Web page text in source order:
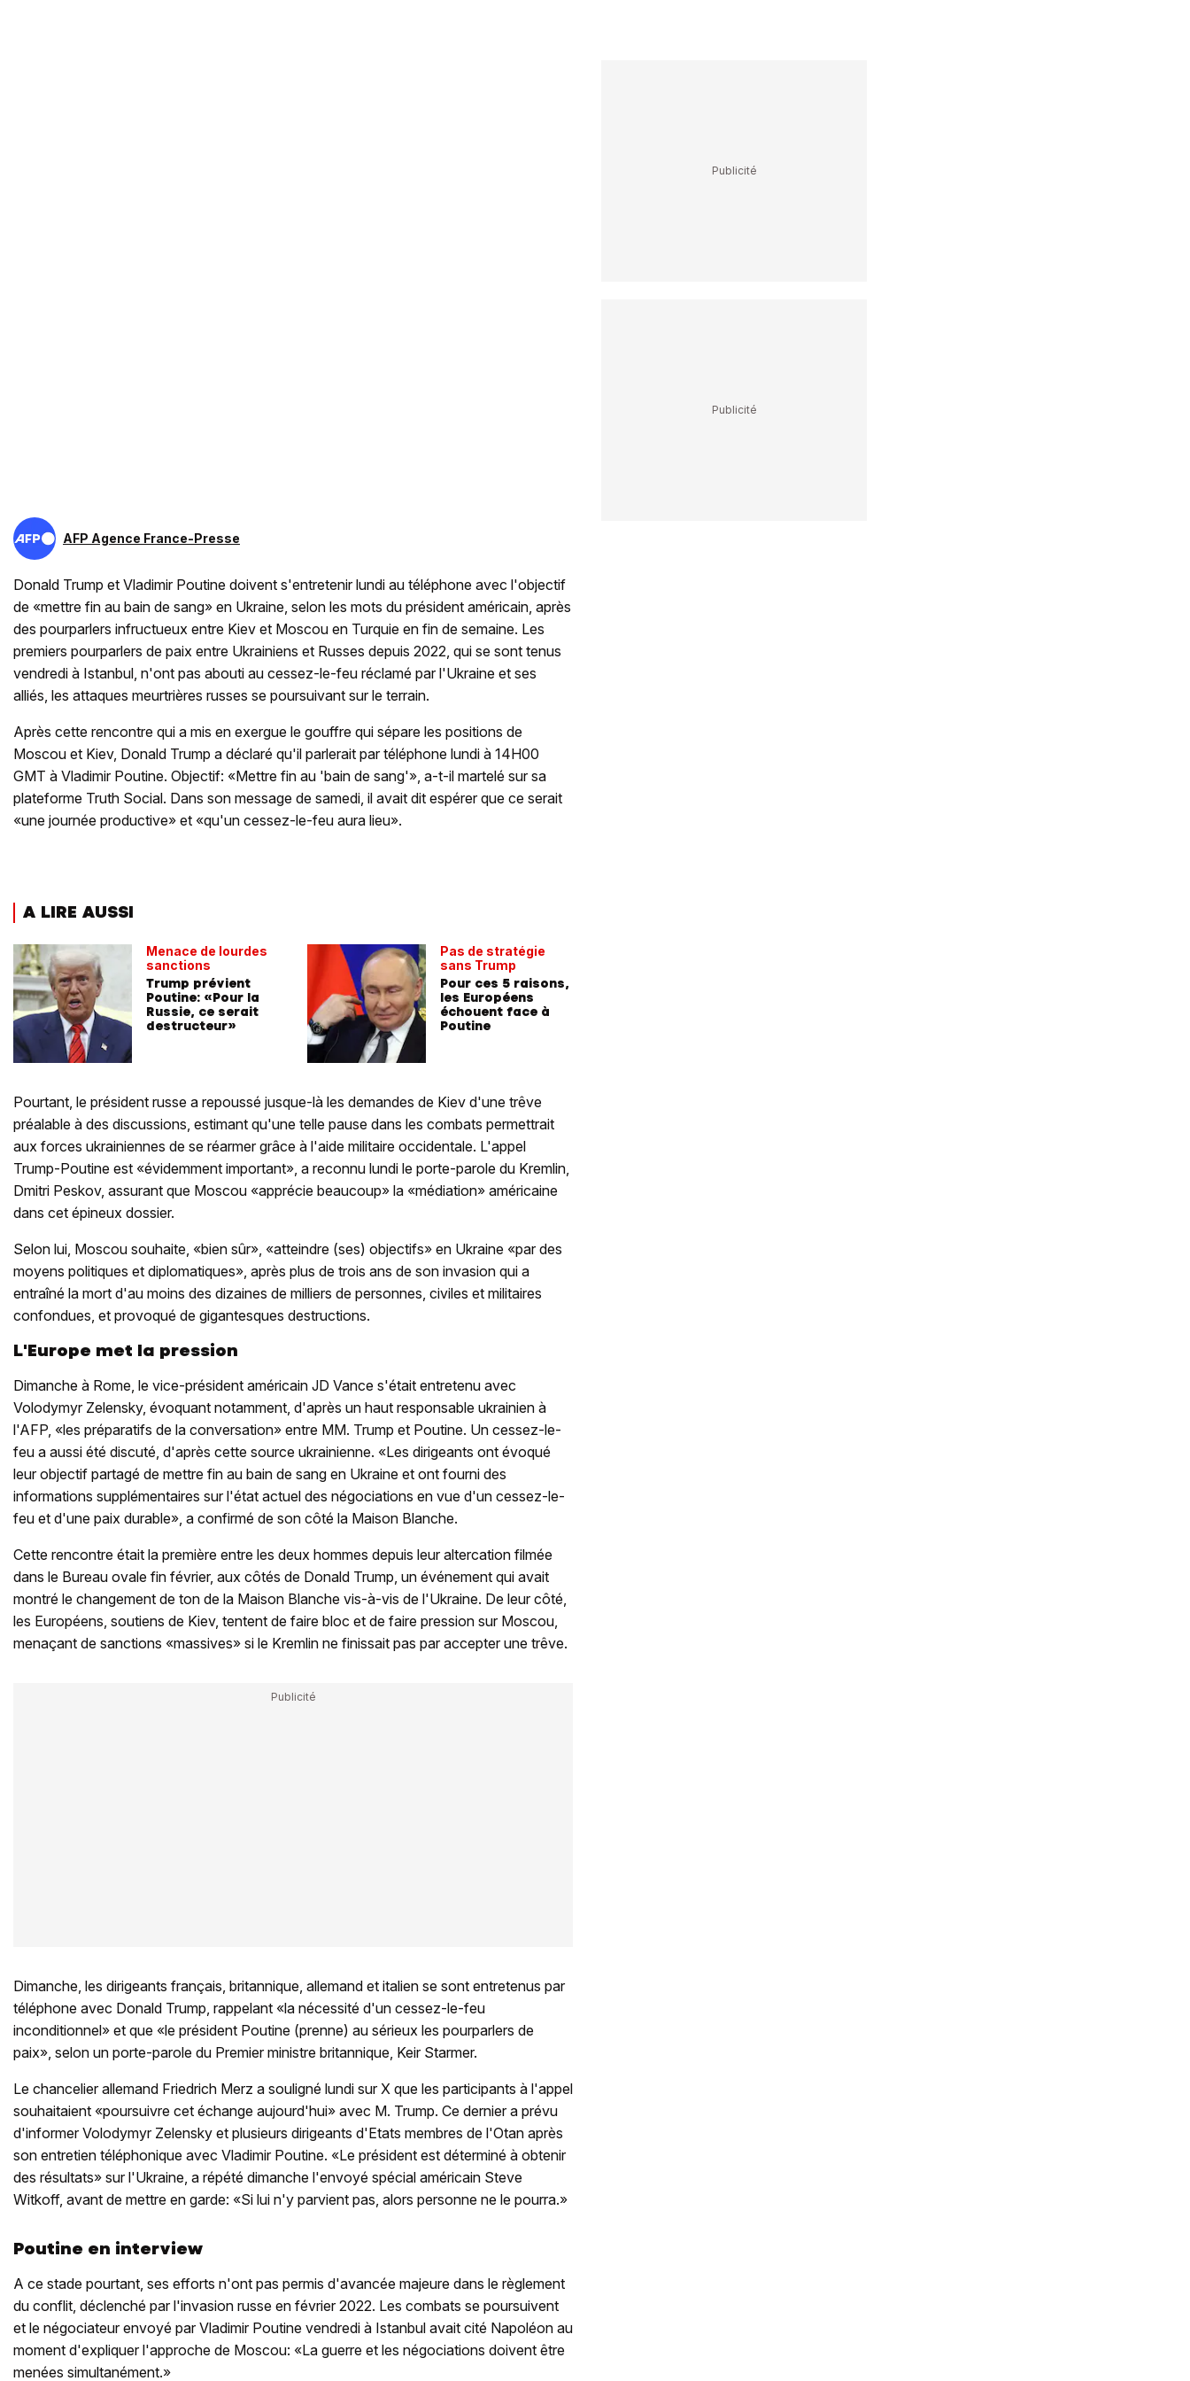
AFP Agence France-Presse
Donald Trump et Vladimir Poutine doivent s'entretenir lundi au téléphone avec l'objectif
de «mettre fin au bain de sang» en Ukraine, selon les mots du président américain, après
des pourparlers infructueux entre Kiev et Moscou en Turquie en fin de semaine. Les
premiers pourparlers de paix entre Ukrainiens et Russes depuis 2022, qui se sont tenus
vendredi à Istanbul, n'ont pas abouti au cessez-le-feu réclamé par l'Ukraine et ses
alliés, les attaques meurtrières russes se poursuivant sur le terrain.
Après cette rencontre qui a mis en exergue le gouffre qui sépare les positions de
Moscou et Kiev, Donald Trump a déclaré qu'il parlerait par téléphone lundi à 14H00
GMT à Vladimir Poutine. Objectif: «Mettre fin au 'bain de sang'», a-t-il martelé sur sa
plateforme Truth Social. Dans son message de samedi, il avait dit espérer que ce serait
«une journée productive» et «qu'un cessez-le-feu aura lieu».
A LIRE AUSSI
Menace de lourdes
sanctions
Trump prévient
Poutine: «Pour la
Russie, ce serait
destructeur»
Pas de stratégie
sans Trump
Pour ces 5 raisons,
les Européens
échouent face à
Poutine
Pourtant, le président russe a repoussé jusque-là les demandes de Kiev d'une trêve
préalable à des discussions, estimant qu'une telle pause dans les combats permettrait
aux forces ukrainiennes de se réarmer grâce à l'aide militaire occidentale. L'appel
Trump-Poutine est «évidemment important», a reconnu lundi le porte-parole du Kremlin,
Dmitri Peskov, assurant que Moscou «apprécie beaucoup» la «médiation» américaine
dans cet épineux dossier.
Selon lui, Moscou souhaite, «bien sûr», «atteindre (ses) objectifs» en Ukraine «par des
moyens politiques et diplomatiques», après plus de trois ans de son invasion qui a
entraîné la mort d'au moins des dizaines de milliers de personnes, civiles et militaires
confondues, et provoqué de gigantesques destructions.
L'Europe met la pression
Dimanche à Rome, le vice-président américain JD Vance s'était entretenu avec
Volodymyr Zelensky, évoquant notamment, d'après un haut responsable ukrainien à
l'AFP, «les préparatifs de la conversation» entre MM. Trump et Poutine. Un cessez-le-
feu a aussi été discuté, d'après cette source ukrainienne. «Les dirigeants ont évoqué
leur objectif partagé de mettre fin au bain de sang en Ukraine et ont fourni des
informations supplémentaires sur l'état actuel des négociations en vue d'un cessez-le-
feu et d'une paix durable», a confirmé de son côté la Maison Blanche.
Cette rencontre était la première entre les deux hommes depuis leur altercation filmée
dans le Bureau ovale fin février, aux côtés de Donald Trump, un événement qui avait
montré le changement de ton de la Maison Blanche vis-à-vis de l'Ukraine. De leur côté,
les Européens, soutiens de Kiev, tentent de faire bloc et de faire pression sur Moscou,
menaçant de sanctions «massives» si le Kremlin ne finissait pas par accepter une trêve.
Dimanche, les dirigeants français, britannique, allemand et italien se sont entretenus par
téléphone avec Donald Trump, rappelant «la nécessité d'un cessez-le-feu
inconditionnel» et que «le président Poutine (prenne) au sérieux les pourparlers de
paix», selon un porte-parole du Premier ministre britannique, Keir Starmer.
Le chancelier allemand Friedrich Merz a souligné lundi sur X que les participants à l'appel
souhaitaient «poursuivre cet échange aujourd'hui» avec M. Trump. Ce dernier a prévu
d'informer Volodymyr Zelensky et plusieurs dirigeants d'Etats membres de l'Otan après
son entretien téléphonique avec Vladimir Poutine. «Le président est déterminé à obtenir
des résultats» sur l'Ukraine, a répété dimanche l'envoyé spécial américain Steve
Witkoff, avant de mettre en garde: «Si lui n'y parvient pas, alors personne ne le pourra.»
Poutine en interview
A ce stade pourtant, ses efforts n'ont pas permis d'avancée majeure dans le règlement
du conflit, déclenché par l'invasion russe en février 2022. Les combats se poursuivent
et le négociateur envoyé par Vladimir Poutine vendredi à Istanbul avait cité Napoléon au
moment d'expliquer l'approche de Moscou: «La guerre et les négociations doivent être
menées simultanément.»